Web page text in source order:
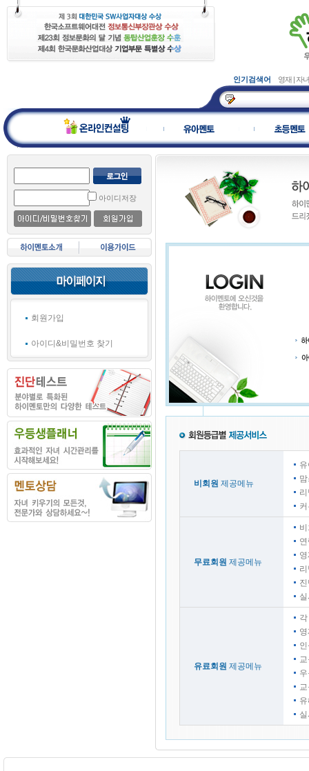
인기검색어 영재 | 자
아이디저장
회원가입
아이디&비밀번호 찾기
비회원 제공메뉴
무료회원 제공메뉴
유료회원 제공메뉴